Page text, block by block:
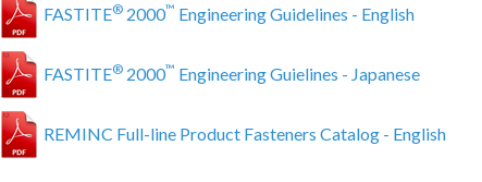
FASTITE® 2000™ Engineering Guidelines - English
FASTITE® 2000™ Engineering Guielines - Japanese
REMINC Full-line Product Fasteners Catalog - English